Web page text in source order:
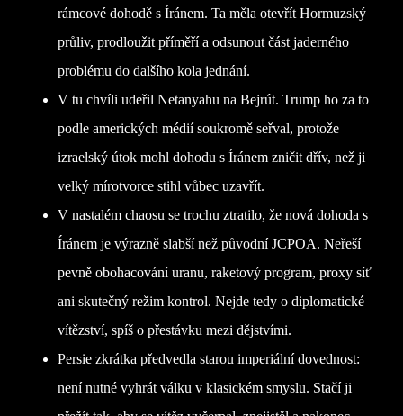
rámcové dohodě s Íránem. Ta měla otevřít Hormuzský
průliv, prodloužit příměří a odsunout část jaderného
problému do dalšího kola jednání.
V tu chvíli udeřil Netanyahu na Bejrút. Trump ho za to
podle amerických médií soukromě seřval, protože
izraelský útok mohl dohodu s Íránem zničit dřív, než ji
velký mírotvorce stihl vůbec uzavřít.
V nastalém chaosu se trochu ztratilo, že nová dohoda s
Íránem je výrazně slabší než původní JCPOA. Neřeší
pevně obohacování uranu, raketový program, proxy síť
ani skutečný režim kontrol. Nejde tedy o diplomatické
vítězství, spíš o přestávku mezi dějstvími.
Persie zkrátka předvedla starou imperiální dovednost:
není nutné vyhrát válku v klasickém smyslu. Stačí ji